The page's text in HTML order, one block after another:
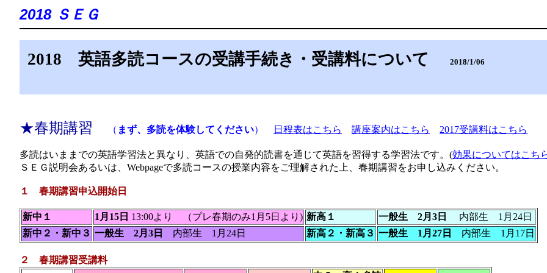
2018 ＳＥＧ
2018 英語多読コースの受講手続き・受講料について2018/1/06
★春期講習 （ まず、多読を体験してください） 日程表はこちら 講座案内はこちら 2017受講料はこちら
多読はいままでの英語学習法と異なり、英語での自発的読書を通じて英語を習得する学習法です。(効果についてはこち
ＳＥＧ説明会あるいは、Webpageで多読コースの授業内容をご理解された上、春期講習をお申し込みください。
１ 春期講習申込開始日
新中１ 1月15日 13:00より （プレ春期のみ1月5日より) 新高１ 一般生 2月3日
内部生 1月24日
新中２・新中３ 一般生 2月3日 内部生 1月24日 新高２・ 新高３ 一般生 1月27日 内部生 1月17日
２ 春期講習受講料